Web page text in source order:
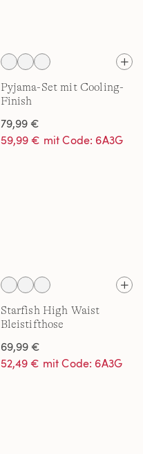
Pyjama-Set mit Cooling-
Finish
79,99 €
59,99 € mit Code: 6A3G
Starfish High Waist
Bleistifthose
69,99 €
52,49 € mit Code: 6A3G